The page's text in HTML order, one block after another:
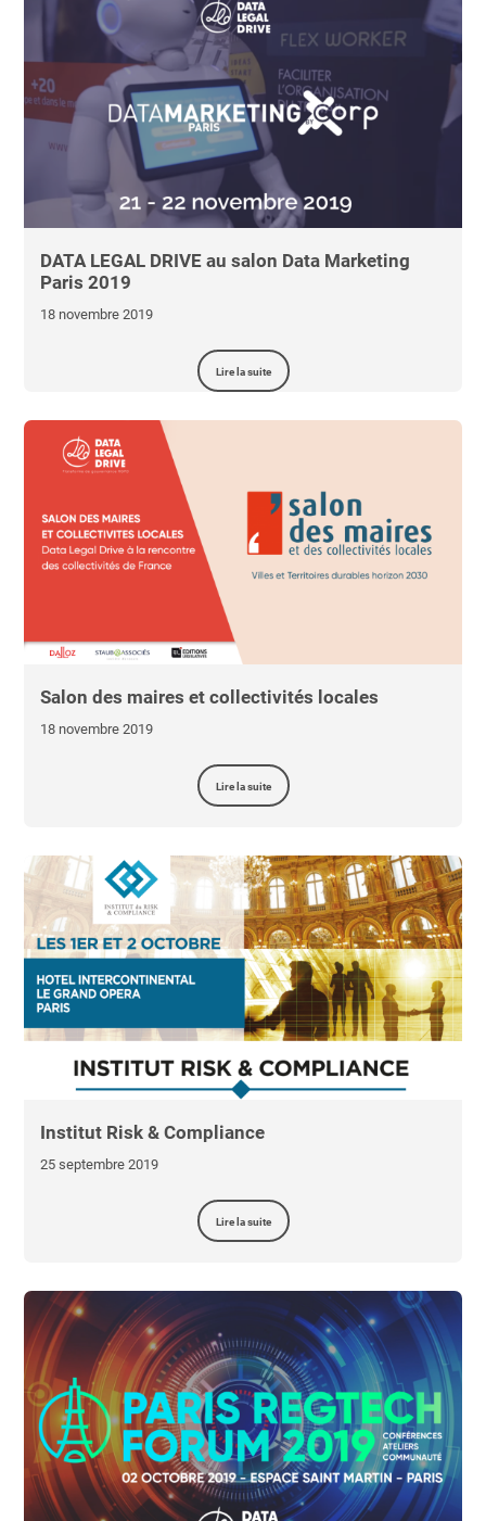
DATA LEGAL DRIVE au salon Data Marketing
Paris 2019
18 novembre 2019
Lire la suite
Salon des maires et collectivités locales
18 novembre 2019
Lire la suite
Institut Risk & Compliance
25 septembre 2019
Lire la suite